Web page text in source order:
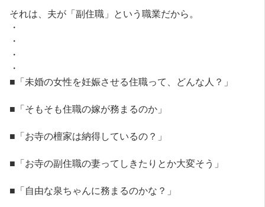
それは、夫が「副住職」という職業だから。
・
・
・
・
■「未婚の女性を妊娠させる住職って、どんな人？」
■「そもそも住職の嫁が務まるのか」
■「お寺の檀家は納得しているの？」
■「お寺の副住職の妻ってしきたりとか大変そう」
■「自由な泉ちゃんに務まるのかな？」